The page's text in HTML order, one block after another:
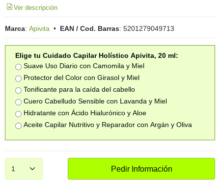
Ver descripción
Marca: Apivita • EAN / Cod. Barras: 5201279049713
Elige tu Cuidado Capilar Holístico Apivita, 20 ml:
Suave Uso Diario con Camomila y Miel
Protector del Color con Girasol y Miel
Tonificante para la caída del cabello
Cuero Cabelludo Sensible con Lavanda y Miel
Hidratante con Ácido Hialurónico y Aloe
Aceite Capilar Nutritivo y Reparador con Argán y Oliva
Pedir Información